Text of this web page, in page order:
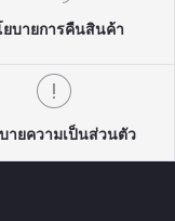
บายการคืนสินค้า
ายความเป็นส่วนตัว